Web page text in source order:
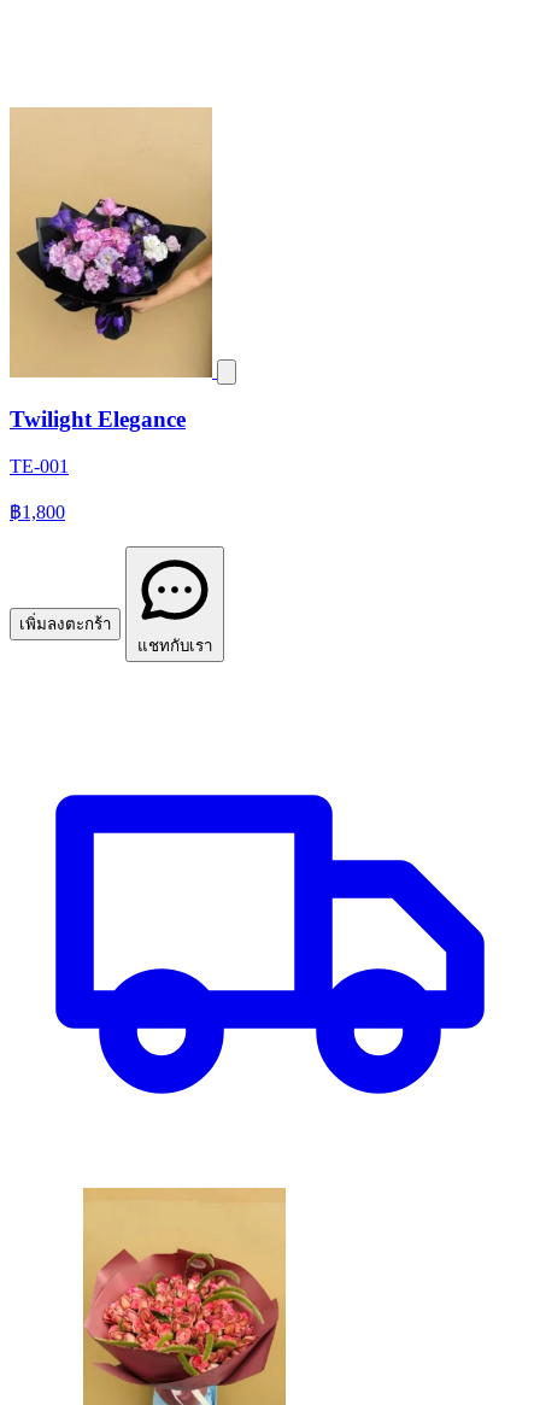
Twilight Elegance
TE-001
฿1,800
เพิ่มลงตะกร้า
แชทกับเรา